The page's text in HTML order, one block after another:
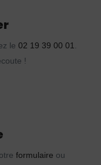
le 02 19 39 00 01.
!
formulaire ou